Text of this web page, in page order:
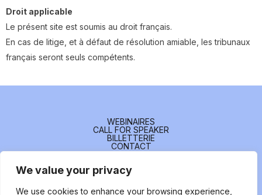
We value your privacy
We use cookies to enhance your browsing experience,
Droit applicable
Le présent site est soumis au droit français.
En cas de litige, et à défaut de résolution amiable, les tribunaux
français seront seuls compétents.
WEBINAIRES
CALL FOR SPEAKER
BILLETTERIE
CONTACT
FOLLOW US